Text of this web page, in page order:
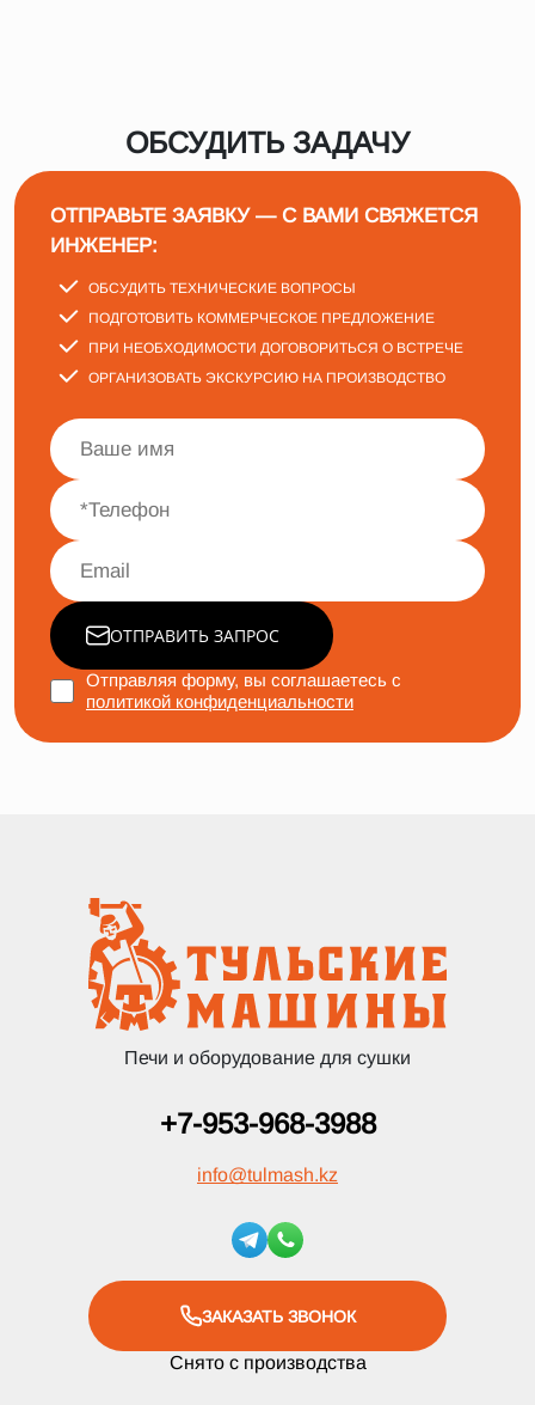
ОБСУДИТЬ ЗАДАЧУ
ОТПРАВЬТЕ ЗАЯВКУ — С ВАМИ СВЯЖЕТСЯ
ИНЖЕНЕР:
ОБСУДИТЬ ТЕХНИЧЕСКИЕ ВОПРОСЫ
ПОДГОТОВИТЬ КОММЕРЧЕСКОЕ ПРЕДЛОЖЕНИЕ
ПРИ НЕОБХОДИМОСТИ ДОГОВОРИТЬСЯ О ВСТРЕЧЕ
ОРГАНИЗОВАТЬ ЭКСКУРСИЮ НА ПРОИЗВОДСТВО
ОТПРАВИТЬ ЗАПРОС
Отправляя форму, вы соглашаетесь с
политикой конфиденциальности
Печи и оборудование для сушки
+7-953-968-3988
info@tulmash.kz
ЗАКАЗАТЬ ЗВОНОК
Снято с производства